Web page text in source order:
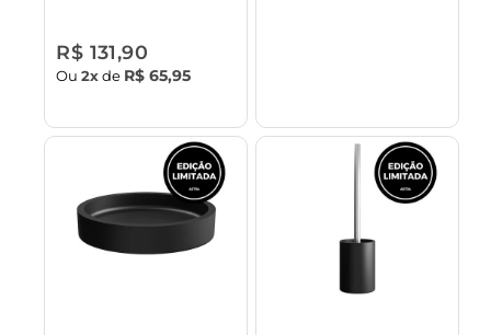
R$ 131,90
Ou2xde R$ 65,95